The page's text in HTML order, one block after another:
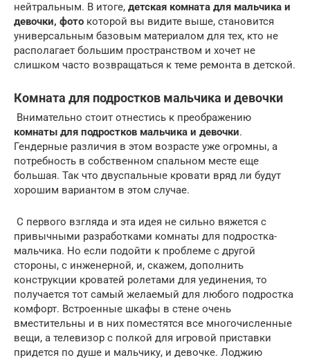
нейтральным. В итоге, детская комната для мальчика и
девочки, фото которой вы видите выше, становится
универсальным базовым материалом для тех, кто не
располагает большим пространством и хочет не
слишком часто возвращаться к теме ремонта в детской.
Комната для подростков мальчика и девочки
Внимательно стоит отнестись к преображению
комнаты для подростков мальчика и девочки.
Гендерные различия в этом возрасте уже огромны, а
потребность в собственном спальном месте еще
большая. Так что двуспальные кровати вряд ли будут
хорошим вариантом в этом случае.
С первого взгляда и эта идея не сильно вяжется с
привычными разработками комнаты для подростка-
мальчика. Но если подойти к проблеме с другой
стороны, с инженерной, и, скажем, дополнить
конструкции кроватей ролетами для уединения, то
получается тот самый желаемый для любого подростка
комфорт. Встроенные шкафы в стене очень
вместительны и в них поместятся все многочисленные
вещи, а телевизор с полкой для игровой приставки
придется по душе и мальчику, и девочке. Лоджию